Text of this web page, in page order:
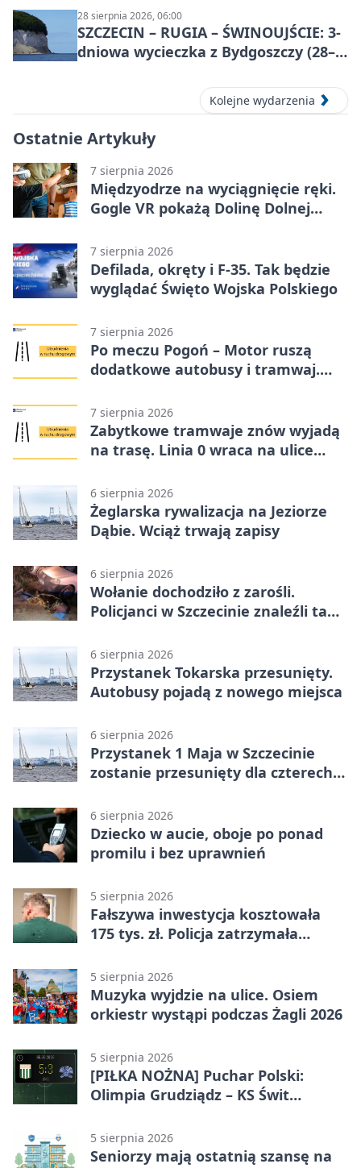
28 sierpnia 2026, 06:00
SZCZECIN – RUGIA – ŚWINOUJŚCIE: 3-
dniowa wycieczka z Bydgoszczy (28–
Kolejne wydarzenia
Ostatnie Artykuły
7 sierpnia 2026
Międzyodrze na wyciągnięcie ręki.
Gogle VR pokażą Dolinę Dolnej
7 sierpnia 2026
Defilada, okręty i F-35. Tak będzie
wyglądać Święto Wojska Polskiego
7 sierpnia 2026
Po meczu Pogoń – Motor ruszą
dodatkowe autobusy i tramwaj.
7 sierpnia 2026
Zabytkowe tramwaje znów wyjadą
na trasę. Linia 0 wraca na ulice
6 sierpnia 2026
Żeglarska rywalizacja na Jeziorze
Dąbie. Wciąż trwają zapisy
6 sierpnia 2026
Wołanie dochodziło z zarośli.
Policjanci w Szczecinie znaleźli tam
6 sierpnia 2026
Przystanek Tokarska przesunięty.
Autobusy pojadą z nowego miejsca
6 sierpnia 2026
Przystanek 1 Maja w Szczecinie
zostanie przesunięty dla czterech
6 sierpnia 2026
Dziecko w aucie, oboje po ponad
promilu i bez uprawnień
5 sierpnia 2026
Fałszywa inwestycja kosztowała
175 tys. zł. Policja zatrzymała
5 sierpnia 2026
Muzyka wyjdzie na ulice. Osiem
orkiestr wystąpi podczas Żagli 2026
5 sierpnia 2026
[PIŁKA NOŻNA] Puchar Polski:
Olimpia Grudziądz – KS Świt
stracił dwubramkowe prowadzenie
5 sierpnia 2026
Seniorzy mają ostatnią szansę na